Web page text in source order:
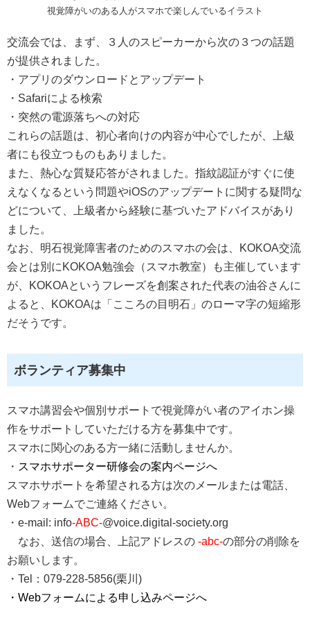
視覚障がいのある人がスマホで楽しんでいるイラスト
交流会では、まず、３人のスピーカーから次の３つの話題
が提供されました。
・アプリのダウンロードとアップデート
・Safariによる検索
・突然の電源落ちへの対応
これらの話題は、初心者向けの内容が中心でしたが、上級
者にも役立つものもありました。
また、熱心な質疑応答がされました。指紋認証がすぐに使
えなくなるという問題やiOSのアップデートに関する疑問な
どについて、上級者から経験に基づいたアドバイスがあり
ました。
なお、明石視覚障害者のためのスマホの会は、KOKOA交流
会とは別にKOKOA勉強会（スマホ教室）も主催しています
が、KOKOAというフレーズを創案された代表の油谷さんに
よると、KOKOAは「こころの目明石」のローマ字の短縮形
だそうです。
ボランティア募集中
スマホ講習会や個別サポートで視覚障がい者のアイホン操
作をサポートしていただける方を募集中です。
スマホに関心のある方一緒に活動しませんか。
・ スマホサポーター研修会の案内ページへ
スマホサポートを希望される方は次のメールまたは電話、
Webフォームでご連絡ください。
・e-mail: info-ABC-@voice.digital-society.org
なお、送信の場合、上記アドレスの -abc-の部分の削除を
お願いします。
・Tel：079-228-5856(栗川)
・Webフォームによる申し込みページへ